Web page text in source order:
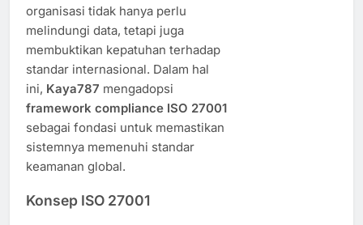
organisasi tidak hanya perlu
melindungi data, tetapi juga
membuktikan kepatuhan terhadap
standar internasional. Dalam hal
ini, Kaya787 mengadopsi
framework compliance ISO 27001
sebagai fondasi untuk memastikan
sistemnya memenuhi standar
keamanan global.
Konsep ISO 27001